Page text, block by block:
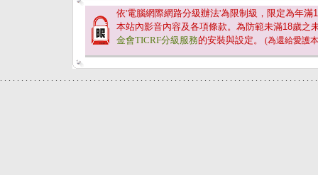
依'電腦網際網路分級辦法'為限制級，限定為年滿
本站內影音內容及各項條款。為防範未滿18歲之
金會TICRF分級服務的安裝與設定。 (為還給愛護
. . . . . . . . . . . . . . . . . . . . . . . . . . . . . . . . . . . . . . . . . . . . . . . . . . . . . . . . . . . . . . . . . . . . . . . . . . .